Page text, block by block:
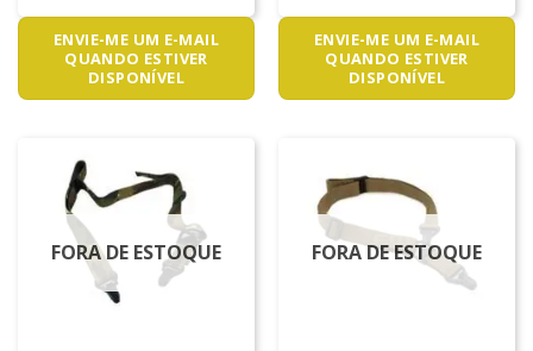
ENVIE-ME UM E-MAIL
QUANDO ESTIVER
DISPONÍVEL
ENVIE-ME UM E-MAIL
QUANDO ESTIVER
DISPONÍVEL
FORA DE ESTOQUE FORA DE ESTOQUE